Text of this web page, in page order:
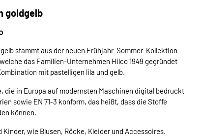
goldgelb
stammt aus der neuen Frühjahr-Sommer-Kollektion
das Familien-Unternehmen Hilco 1949 gegründet
mit pastelligen lila und gelb.
die in Europa auf modernsten Maschinen digital bedruckt
sowie EN 71-3 konform, das heißt, dass die Stoffe
können.
wie Blusen, Röcke, Kleider und Accessoires.